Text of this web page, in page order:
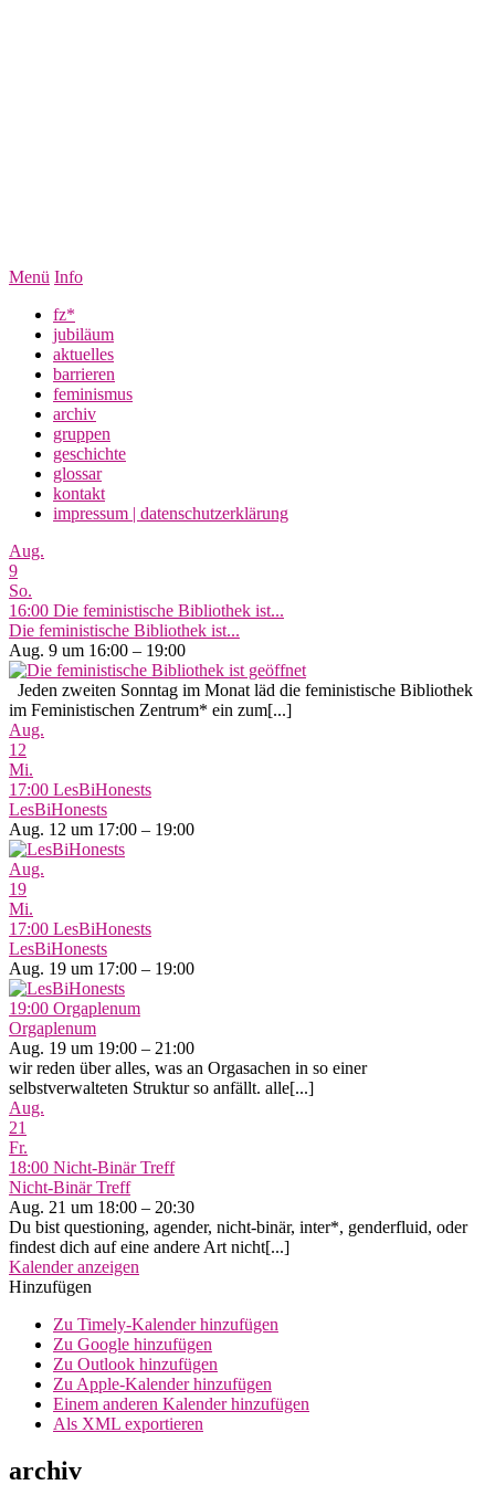
Menü Info
fz*
jubiläum
aktuelles
barrieren
feminismus
archiv
gruppen
geschichte
glossar
kontakt
impressum | datenschutzerklärung
Aug.
9
So.
16:00 Die feministische Bibliothek ist...
Die feministische Bibliothek ist...
Aug. 9 um 16:00 – 19:00
Jeden zweiten Sonntag im Monat läd die feministische Bibliothek
im Feministischen Zentrum* ein zum[...]
Aug.
12
Mi.
17:00 LesBiHonests
LesBiHonests
Aug. 12 um 17:00 – 19:00
Aug.
19
Mi.
17:00 LesBiHonests
LesBiHonests
Aug. 19 um 17:00 – 19:00
19:00 Orgaplenum
Orgaplenum
Aug. 19 um 19:00 – 21:00
wir reden über alles, was an Orgasachen in so einer
selbstverwalteten Struktur so anfällt. alle[...]
Aug.
21
Fr.
18:00 Nicht-Binär Treff
Nicht-Binär Treff
Aug. 21 um 18:00 – 20:30
Du bist questioning, agender, nicht-binär, inter*, genderfluid, oder
findest dich auf eine andere Art nicht[...]
Kalender anzeigen
Hinzufügen
Zu Timely-Kalender hinzufügen
Zu Google hinzufügen
Zu Outlook hinzufügen
Zu Apple-Kalender hinzufügen
Einem anderen Kalender hinzufügen
Als XML exportieren
archiv